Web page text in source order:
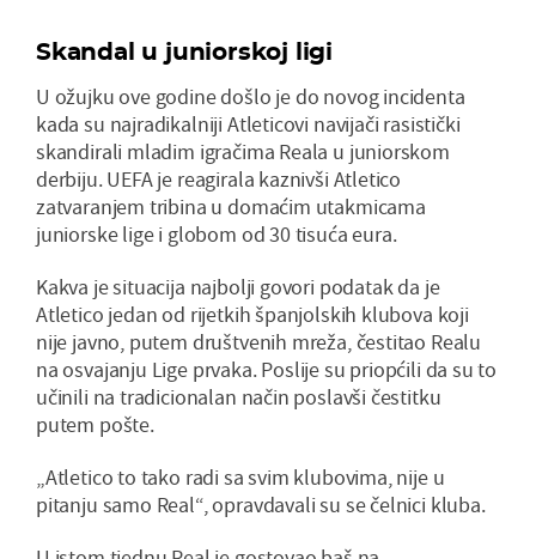
Skandal u juniorskoj ligi
U ožujku ove godine došlo je do novog incidenta
kada su najradikalniji Atleticovi navijači rasistički
skandirali mladim igračima Reala u juniorskom
derbiju. UEFA je reagirala kaznivši Atletico
zatvaranjem tribina u domaćim utakmicama
juniorske lige i globom od 30 tisuća eura.
Kakva je situacija najbolji govori podatak da je
Atletico jedan od rijetkih španjolskih klubova koji
nije javno, putem društvenih mreža, čestitao Realu
na osvajanju Lige prvaka. Poslije su priopćili da su to
učinili na tradicionalan način poslavši čestitku
putem pošte.
„Atletico to tako radi sa svim klubovima, nije u
pitanju samo Real“, opravdavali su se čelnici kluba.